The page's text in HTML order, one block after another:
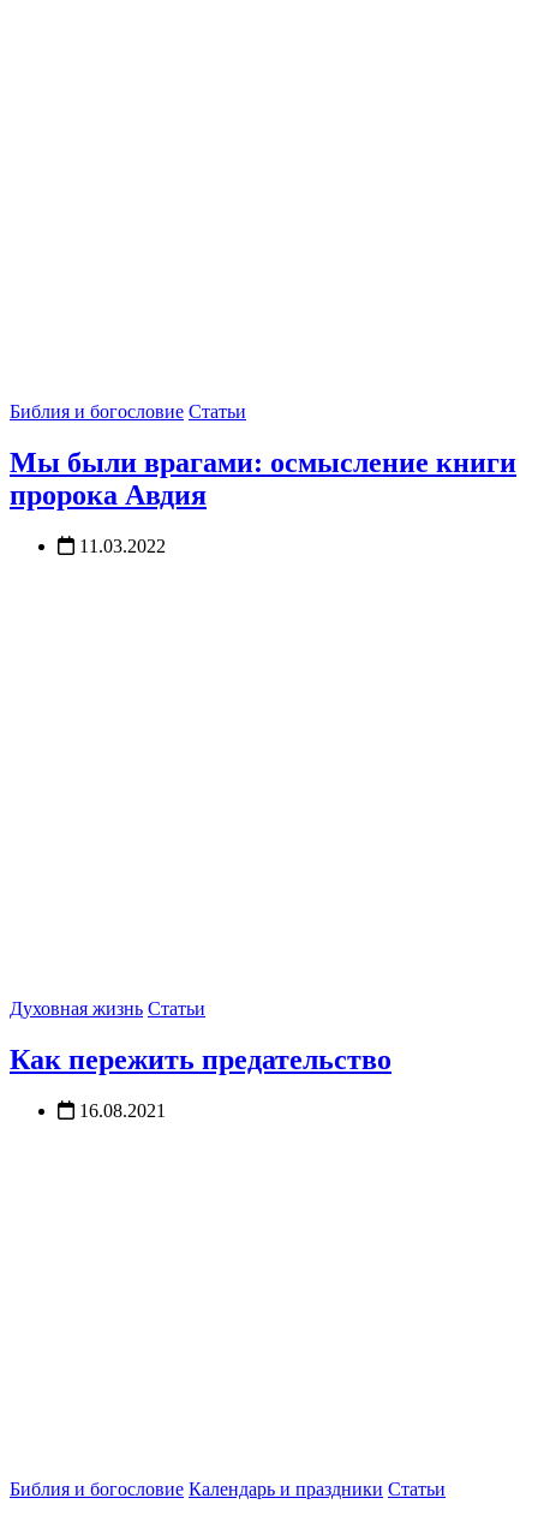
Библия и богословие Статьи
Мы были врагами: осмысление книги
пророка Авдия
11.03.2022
Духовная жизнь Статьи
Как пережить предательство
16.08.2021
Библия и богословие Календарь и праздники Статьи